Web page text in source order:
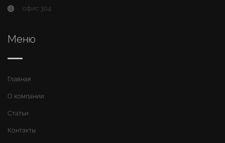
офис 304
Меню
Главная
О компании
Статьи
Контакты